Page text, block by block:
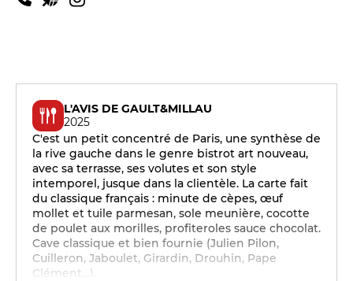
L'AVIS DE GAULT&MILLAU
2025
C'est un petit concentré de Paris, une synthèse de
la rive gauche dans le genre bistrot art nouveau,
avec sa terrasse, ses volutes et son style
intemporel, jusque dans la clientèle. La carte fait
du classique français : minute de cèpes, œuf
mollet et tuile parmesan, sole meunière, cocotte
de poulet aux morilles, profiteroles sauce chocolat.
Cave classique et bien fournie (Julien Pilon,
Cuilleron, Jaboulet, Girardin, Drouhin, Pape
Clément…).